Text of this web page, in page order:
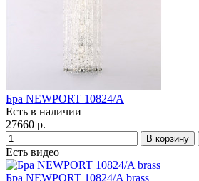
Бра NEWPORT 10824/A
Есть в наличии
27660 р.
В корзину
Есть видео
Бра NEWPORT 10824/A brass